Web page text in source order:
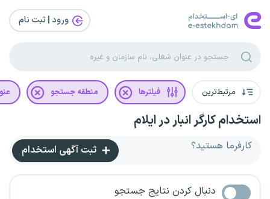
ورود | ثبت‌ نام
مرتبط‌ترین فیلترها منطقه جستجو
استخدام کارگر انبار در ایلام
کارفرما هستید؟ ثبت آگهی استخدام
دنبال کردن نتایج جستجو